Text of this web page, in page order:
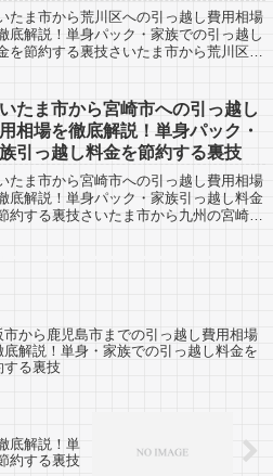
たま市から荒川区への引っ越し費用相場
底解説！単身パック・家族での引っ越し
を節約する裏技さいたま市から荒川区ま
「自分の引越し代金を早く知りた
！...
たま市から宮崎市への引っ越し
相場を徹底解説！単身パック・
引っ越し料金を節約する裏技
たま市から宮崎市への引っ越し費用相場
底解説！単身パック・家族引っ越し料金
約する裏技さいたま市から九州の宮崎市
市から鹿児島市までの引っ越し費用相場
底解説！単身・家族での引っ越し料金を
する裏技
底解説！単
約する裏技